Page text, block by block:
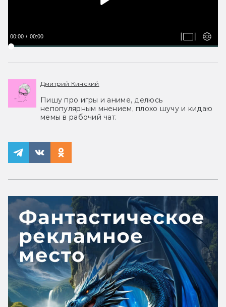
00:00 00:00
Дмитрий Кинский
Пишу про игры и аниме, делюсь
непопулярным мнением, плохо шучу и кидаю
мемы в рабочий чат.